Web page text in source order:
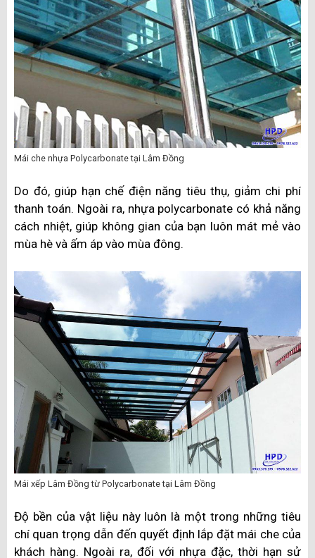
Mái che nhựa Polycarbonate tại Lâm Đồng
Do đó, giúp hạn chế điện năng tiêu thụ, giảm chi phí
thanh toán. Ngoài ra, nhựa polycarbonate có khả năng
cách nhiệt, giúp không gian của bạn luôn mát mẻ vào
mùa hè và ấm áp vào mùa đông.
Mái xếp Lâm Đồng từ Polycarbonate tại Lâm Đồng
Độ bền của vật liệu này luôn là một trong những tiêu
chí quan trọng dẫn đến quyết định lắp đặt mái che của
khách hàng. Ngoài ra, đối với nhựa đặc, thời hạn sử